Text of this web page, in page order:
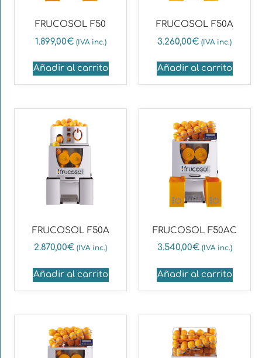
FRUCOSOL F50
1.899,00€ (IVA inc.)
Añadir al carrito
FRUCOSOL F50A
3.260,00€ (IVA inc.)
Añadir al carrito
FRUCOSOL F50A
2.870,00€ (IVA inc.)
Añadir al carrito
FRUCOSOL F50AC
3.540,00€ (IVA inc.)
Añadir al carrito